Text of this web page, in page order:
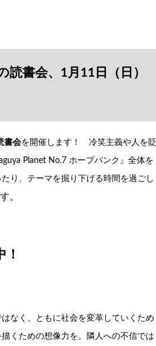
書会、1月11日（日）
書会を開催します！ 冷笑主義や人を貶
Planet No.7 ホープパンク』全体を
り、テーマを掘り下げる時間を過ごし
。
なく、ともに社会を変革していくため
くための想像力を。隣人への不信では